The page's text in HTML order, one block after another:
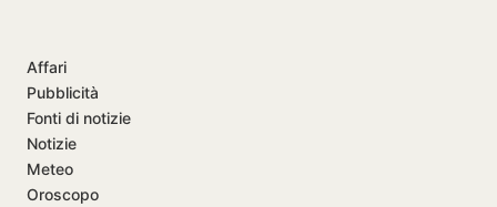
Affari
Pubblicità
Fonti di notizie
Notizie
Meteo
Oroscopo